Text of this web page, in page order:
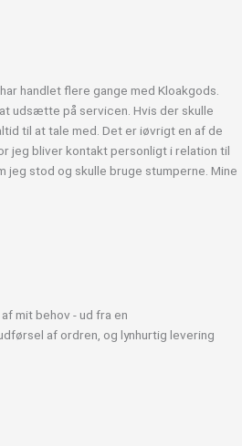
handlet flere gange med Kloakgods.
udsætte på servicen. Hvis der skulle
til at tale med. Det er iøvrigt en af de
jeg bliver kontakt personligt i relation til
jeg stod og skulle bruge stumperne. Mine
mit behov - ud fra en
af ordren, og lynhurtig levering